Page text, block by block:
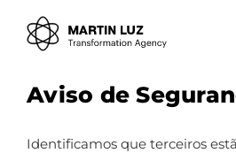
Aviso de
Identificamos que terceiros